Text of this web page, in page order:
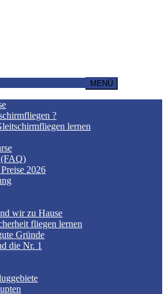
MENÜ
?
lernen
(FAQ)
2026
wir zu Hause
fliegen lernen
Gründe
die Nr. 1